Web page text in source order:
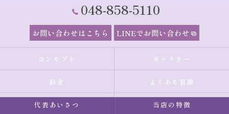
048-858-5110
お問い合わせはこちら LINEでお問い合わせ
コンセプト ギャラリー
料金 よくある質問
代表あいさつ 当店の特徴